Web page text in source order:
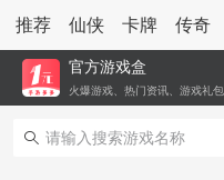
推荐 仙侠 卡牌 传奇
官方游戏盒
火爆游戏、热门资讯、游戏礼包